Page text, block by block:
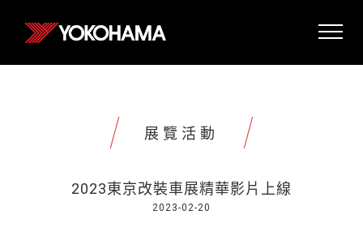
展覽活動
2023東京改裝車展精華影片上線
2023-02-20